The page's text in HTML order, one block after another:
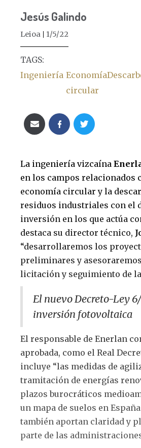
Jesús Galindo
Leioa 1/5/22
TAGS:
Ingeniería Economía
circular
La ingeniería vizcaína
en los campos relacionados
economía circular y la
residuos industriales con el
inversión en los que actúa
destaca su director técnico,
“desarrollaremos los
preliminares y
licitación y seguimiento de
El nuevo Decreto-Ley
inversión fotovoltaica
El responsable de Enerlan
aprobada, como el Real
incluye “las medidas de
tramitación de energías
plazos burocráticos
un mapa de suelos en
también aportan claridad y
parte de las